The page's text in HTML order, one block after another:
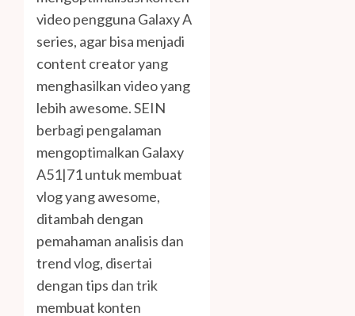
video pengguna Galaxy A
series, agar bisa menjadi
content creator yang
menghasilkan video yang
lebih awesome. SEIN
berbagi pengalaman
mengoptimalkan Galaxy
A51|71 untuk membuat
vlog yang awesome,
ditambah dengan
pemahaman analisis dan
trend vlog, disertai
dengan tips dan trik
membuat konten